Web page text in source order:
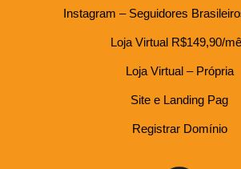
Instagram – Seguidores
Loja Virtual R$149,90/
Loja Virtual – Própria
Site e Landing Pag
Registrar Domínio